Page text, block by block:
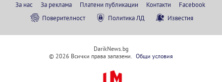
За нас За реклама Платени публикации Контакти
Facebook
Поверителност
Политика ЛД Известия
DarikNews.bg
© 2026 Всички права запазени. Общи условия